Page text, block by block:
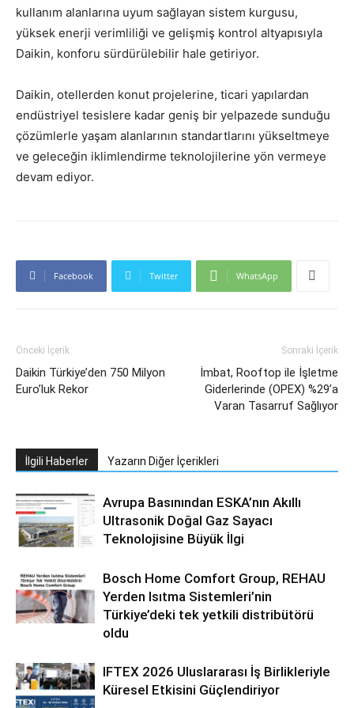
kullanım alanlarına uyum sağlayan sistem kurgusu,
yüksek enerji verimliliği ve gelişmiş kontrol altyapısıyla
Daikin, konforu sürdürülebilir hale getiriyor.
Daikin, otellerden konut projelerine, ticari yapılardan
endüstriyel tesislere kadar geniş bir yelpazede sunduğu
çözümlerle yaşam alanlarının standartlarını yükseltmeye
ve geleceğin iklimlendirme teknolojilerine yön vermeye
devam ediyor.
Facebook Twitter WhatsApp
Önceki İçerik
Daikin Türkiye’den 750 Milyon
Euro’luk Rekor
Sonraki İçerik
İmbat, Rooftop ile İşletme
Giderlerinde (OPEX) %29’a
Varan Tasarruf Sağlıyor
İlgili Haberler Yazarın Diğer İçerikleri
Avrupa Basınından ESKA’nın Akıllı
Ultrasonik Doğal Gaz Sayacı
Teknolojisine Büyük İlgi
Bosch Home Comfort Group, REHAU
Yerden Isıtma Sistemleri’nin
Türkiye’deki tek yetkili distribütörü
oldu
IFTEX 2026 Uluslararası İş Birlikleriyle
Küresel Etkisini Güçlendiriyor